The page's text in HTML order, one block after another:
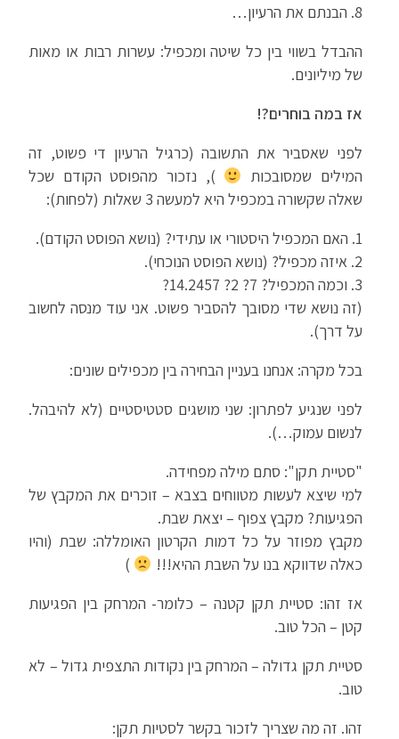
8. הבנתם את הרעיון…
ההבדל בשווי בין כל שיטה ומכפיל: עשרות רבות או מאות
של מיליונים.
אז במה בוחרים?!
לפני שאסביר את התשובה (כרגיל הרעיון די פשוט, זה
המילים שמסובכות
), נזכור מהפוסט הקודם שכל
שאלה שקשורה במכפיל היא למעשה 3 שאלות (לפחות):
1. האם המכפיל היסטורי או עתידי? (נושא הפוסט הקודם).
2. איזה מכפיל? (נושא הפוסט הנוכחי).
3. וכמה המכפיל? 7? 2? 14.2457?
(זה נושא שדי מסובך להסביר פשוט. אני עוד מנסה לחשוב
על דרך).
בכל מקרה: אנחנו בעניין הבחירה בין מכפילים שונים:
לפני שנגיע לפתרון: שני מושגים סטטיסטיים (לא להיבהל.
לנשום עמוק…).
"סטיית תקן": סתם מילה מפחידה.
למי שיצא לעשות מטווחים בצבא – זוכרים את המקבץ של
הפגיעות? מקבץ צפוף – יצאת שבת.
מקבץ מפוזר על כל דמות הקרטון האומללה: שבת (והיו
כאלה שדווקא בנו על השבת ההיא!!!
)
אז זהו: סטיית תקן קטנה – כלומר- המרחק בין הפגיעות
קטן – הכל טוב.
סטיית תקן גדולה – המרחק בין נקודות התצפית גדול – לא
טוב.
זהו. זה מה שצריך לזכור בקשר לסטיות תקן: